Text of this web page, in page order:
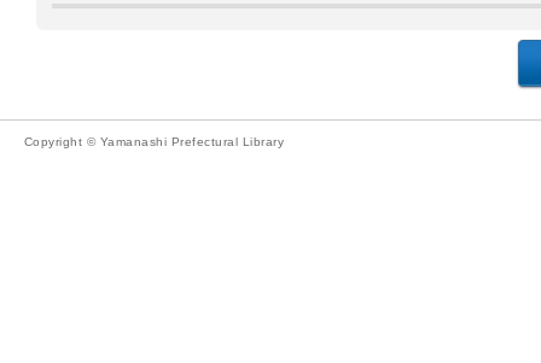
Copyright © Yamanashi Prefectural Library